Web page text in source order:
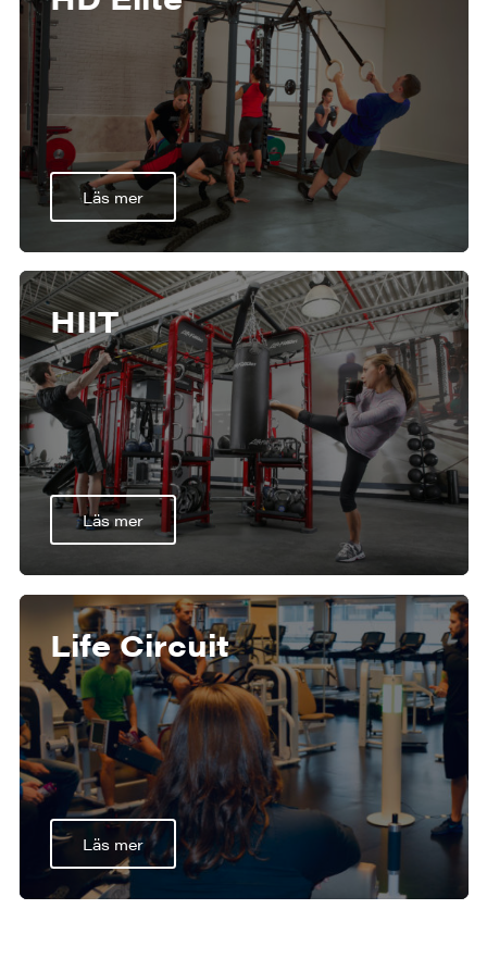
Läs mer
HIIT
Läs mer
Life Circuit
Läs mer